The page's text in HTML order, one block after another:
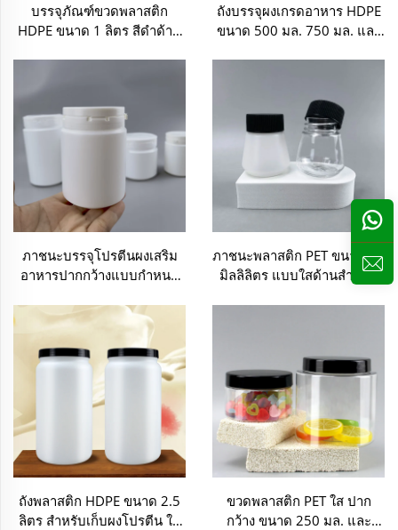
บรรจุภัณฑ์ขวดพลาสติก
HDPE ขนาด 1 ลิตร สีดำด้าน
ถังบรรจุผงเกรดอาหาร HDPE
ขนาด 500 มล. 750 มล. และ
ภาชนะบรรจุโปรตีนผงเสริม
อาหารปากกว้างแบบกำหนด
ภาชนะพลาสติก PET ขนาด 40
มิลลิลิตร แบบใสด้านสำหรับ
ถังพลาสติก HDPE ขนาด 2.5
ลิตร สำหรับเก็บผงโปรตีน ใช้
ขวดพลาสติก PET ใส ปาก
กว้าง ขนาด 250 มล. และ